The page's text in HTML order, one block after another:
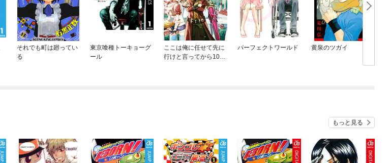
それでも町は廻ってい
る
東京喰種トーキョーグ
ール
ここは俺に任せて先に
行けと言ってから10年
パーフェクトワールド 黄泉のツガイ
もっと見る